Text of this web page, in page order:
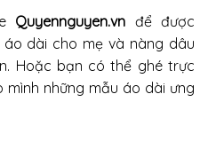
Quyennguyen.vn để được
dài cho mẹ và nàng dâu
Hoặc bạn có thể ghé trực
những mẫu áo dài ưng